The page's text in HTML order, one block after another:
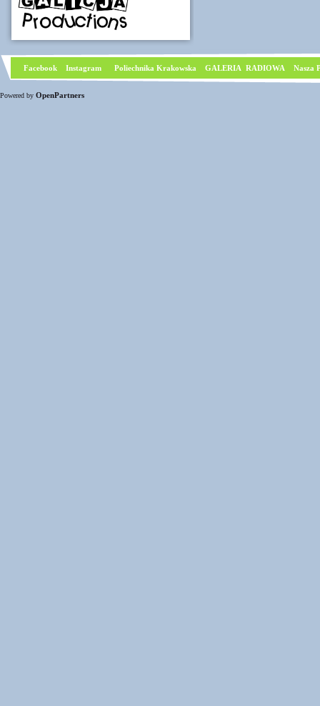
Facebook Instagram Poliechnika Krakowska GALERIA RADIOWA Nasza
Powered by OpenPartners